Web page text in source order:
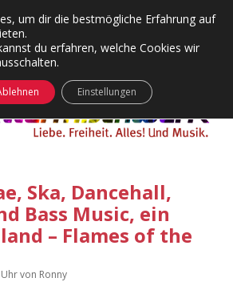
Kategorien
Menü
24 Hours Chilling
Die Wende
KFMW-Disco
kfmw.stuff
Kopfkinomusik
KFMW-Disco
Dates
Contact
Adventskalender Dropdown-
Menü
2010
instagram
rss
öffnen
Ska, Dancehall,
Bass Music, ein
– Flames of the
von Ronny
um dir die bestmögliche Erfahrung auf
du erfahren, welche Cookies wir
Einstellungen